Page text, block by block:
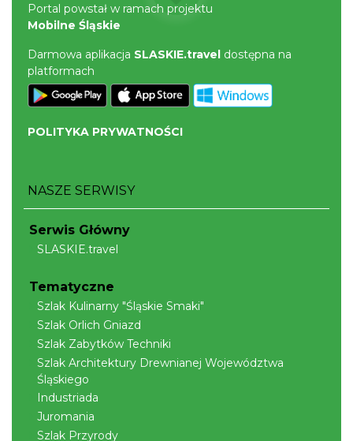
Cieszyn
0.48 km
0.48 km
Cieszyn
2026-08-21
0.48 km
Portal powstał w ramach projektu
Mobilne Śląskie
Darmowa aplikacja SLASKIE.travel dostępna na
platformach
POLITYKA PRYWATNOŚCI
NASZE SERWISY
Serwis Główny
SLASKIE.travel
Tematyczne
Szlak Kulinarny "Śląskie Smaki"
Szlak Orlich Gniazd
Szlak Zabytków Techniki
Szlak Architektury Drewnianej Województwa
Śląskiego
Industriada
Juromania
Szlak Przyrody